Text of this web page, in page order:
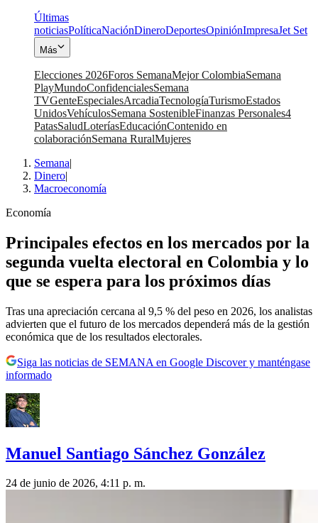
Últimas
noticiasPolíticaNaciónDineroDeportesOpiniónImpresaJet Set
Más
Elecciones 2026Foros SemanaMejor ColombiaSemana
PlayMundoConfidencialesSemana
TVGenteEspecialesArcadiaTecnologíaTurismoEstados
UnidosVehículosSemana SostenibleFinanzas Personales4
PatasSaludLoteríasEducaciónContenido en
colaboraciónSemana RuralMujeres
Semana|
Dinero|
Macroeconomía
Economía
Principales efectos en los mercados por la
segunda vuelta electoral en Colombia y lo
que se espera para los próximos días
Tras una apreciación cercana al 9,5 % del peso en 2026, los analistas
advierten que el futuro de los mercados dependerá más de la gestión
económica que de los resultados electorales.
Siga las noticias de SEMANA en Google Discover y manténgase
informado
Manuel Santiago Sánchez González
24 de junio de 2026, 4:11 p. m.